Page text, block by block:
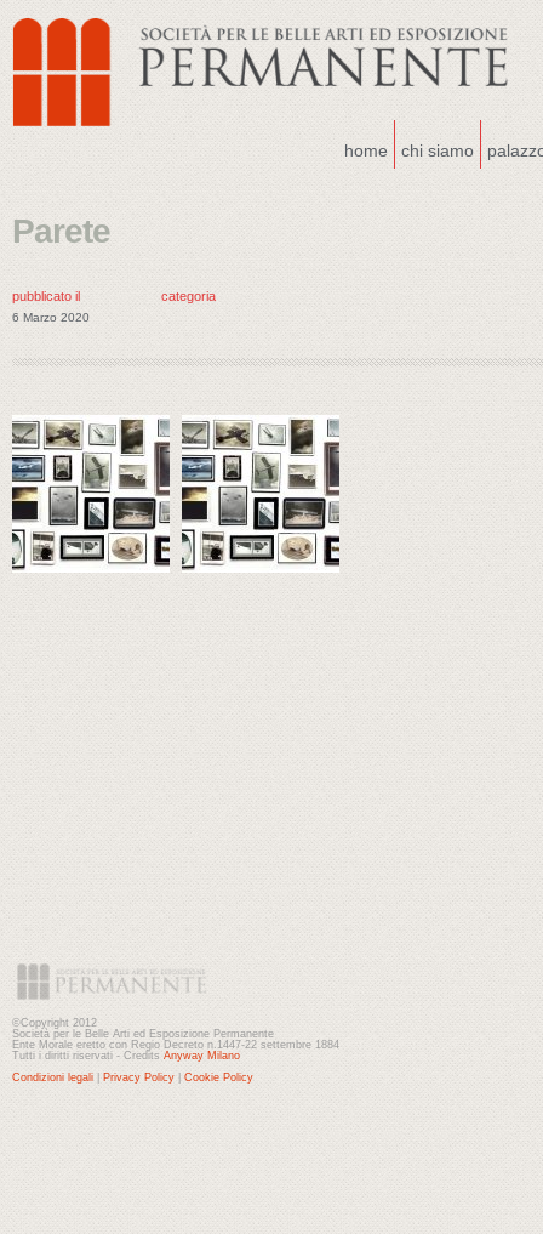
home chi siamo
Parete
pubblicato il
6 Marzo 2020
categoria
©Copyright 2012
Società per le Belle Arti ed Esposizione Permanente
Ente Morale eretto con Regio Decreto n.1447-22 settembre 1884
Tutti i diritti riservati - Credits Anyway Milano
Condizioni legali
Privacy Policy Cookie Policy